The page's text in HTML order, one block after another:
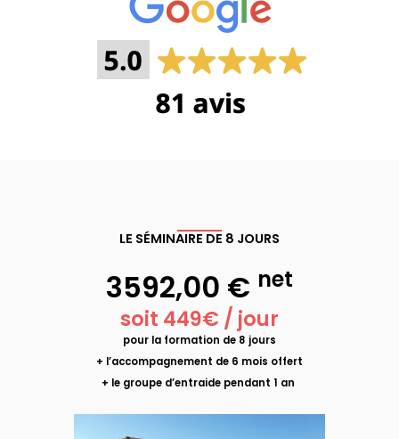
LE SÉMINAIRE DE 8 JOURS
3592,00 € net
soit 449€ / jour
pour la formation de 8 jours
+ l’accompagnement de 6 mois offert
+ le groupe d’entraide pendant 1 an